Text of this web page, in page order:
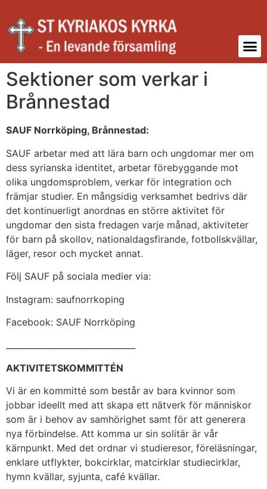
Sektioner som verkar i
Brånnestad
SAUF Norrköping, Brånnestad:
SAUF arbetar med att lära barn och ungdomar mer om
dess syrianska identitet, arbetar förebyggande mot
olika ungdomsproblem, verkar för integration och
främjar studier. En mångsidig verksamhet bedrivs där
det kontinuerligt anordnas en större aktivitet för
ungdomar den sista fredagen varje månad, aktiviteter
för barn på skollov, nationaldagsfirande, fotbollskvällar,
läger, resor och mycket annat.
Följ SAUF på sociala medier via:
Instagram: saufnorrkoping
Facebook: SAUF Norrköping
AKTIVITETSKOMMITTÉN
Vi är en kommitté som består av bara kvinnor som
jobbar ideellt med att skapa ett nätverk för människor
som är i behov av samhörighet samt för att generera
nya förbindelse. Att komma ur sin solitär är vår
kärnpunkt. Med det ordnar vi studieresor, föreläsningar,
enklare utflykter, bokcirklar, matcirklar studiecirklar,
hymn kvällar, syjunta, café kvällar.